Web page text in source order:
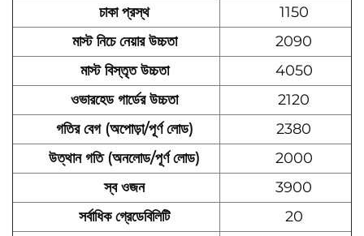
চাকা প্রস্থ
1150
মাস্ট নিচে নেয়ার উচ্চতা
2090
মাস্ট বিস্তৃত উচ্চতা
4050
ওভারহেড গার্ডের উচ্চতা
2120
গতির বেগ (অপোড়া/পূর্ণ লোড)
2380
উত্থান গতি (অনলোড/পূর্ণ লোড)
2000
স্ব ওজন
3900
সর্বাধিক গ্রেডেবিলিটি
20